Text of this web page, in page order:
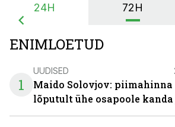
24H 72H
ENIMLOETUD
1
UUDISED
Maido Solovjov:
lõputult ühe osapoole